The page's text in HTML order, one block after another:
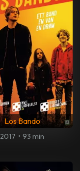
Los Bando
2017 • 93 min